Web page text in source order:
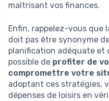
maîtrisant vos finances.
Enfin, rappelez-vous que
doit pas être synonyme
planification adéquate et
possible de profiter de
compromettre votre
adoptant ces stratégies,
dépenses de loisirs en